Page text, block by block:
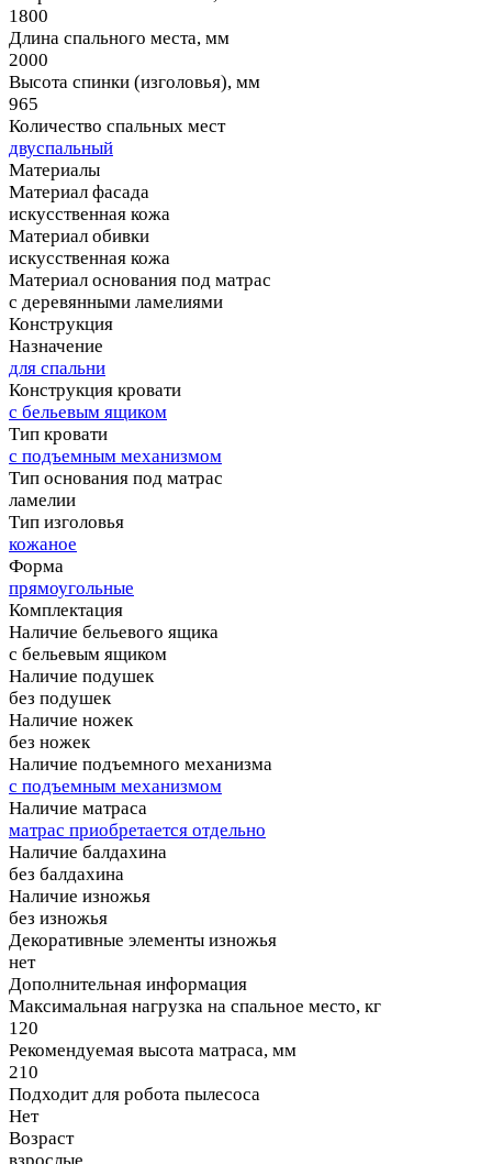
1800
Длина спального места, мм
2000
Высота спинки (изголовья), мм
965
Количество спальных мест
двуспальный
Материалы
Материал фасада
искусственная кожа
Материал обивки
искусственная кожа
Материал основания под матрас
с деревянными ламелиями
Конструкция
Назначение
для спальни
Конструкция кровати
с бельевым ящиком
Тип кровати
с подъемным механизмом
Тип основания под матрас
ламелии
Тип изголовья
кожаное
Форма
прямоугольные
Комплектация
Наличие бельевого ящика
с бельевым ящиком
Наличие подушек
без подушек
Наличие ножек
без ножек
Наличие подъемного механизма
с подъемным механизмом
Наличие матраса
матрас приобретается отдельно
Наличие балдахина
без балдахина
Наличие изножья
без изножья
Декоративные элементы изножья
нет
Дополнительная информация
Максимальная нагрузка на спальное место, кг
120
Рекомендуемая высота матраса, мм
210
Подходит для робота пылесоса
Нет
Возраст
взрослые